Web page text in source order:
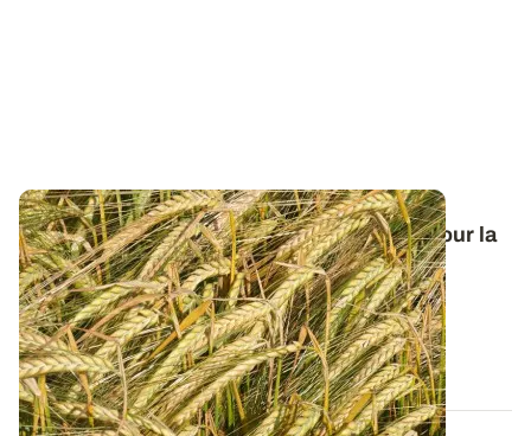
Orge de printemps : nos préconisations pour la
campagne 2026
Retrouvez tous les résultats d’essais de la dernière
campagne et nos préconisations pour...
13 FÉVR. 2026